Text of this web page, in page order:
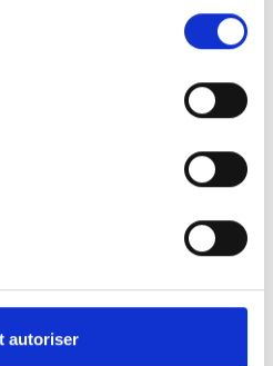
autoriser
de notre clientèle,